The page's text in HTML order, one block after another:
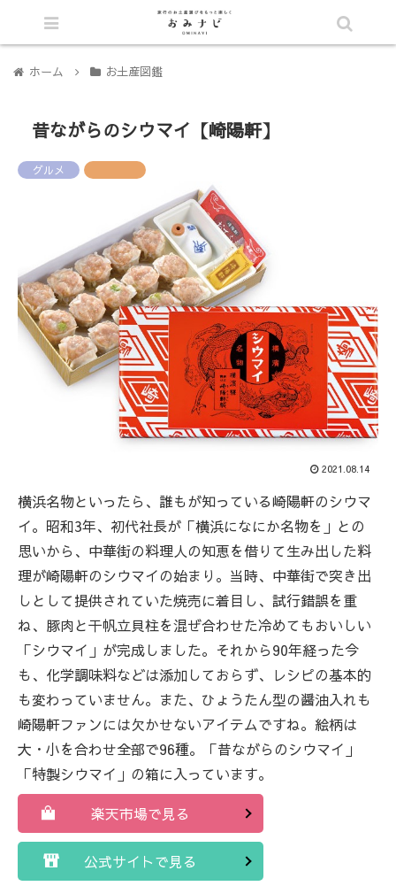
ホーム お土産図鑑
昔ながらのシウマイ【崎陽軒】
グルメ
2021.08.14
横浜名物といったら、誰もが知っている崎陽軒のシウマ
イ。昭和3年、初代社長が「横浜になにか名物を」との
思いから、中華街の料理人の知恵を借りて生み出した料
理が崎陽軒のシウマイの始まり。当時、中華街で突き出
しとして提供されていた焼売に着目し、試行錯誤を重
ね、豚肉と干帆立貝柱を混ぜ合わせた冷めてもおいしい
「シウマイ」が完成しました。それから90年経った今
も、化学調味料などは添加しておらず、レシピの基本的
も変わっていません。また、ひょうたん型の醤油入れも
崎陽軒ファンには欠かせないアイテムですね。絵柄は
大・小を合わせ全部で96種。「昔ながらのシウマイ」
「特製シウマイ」の箱に入っています。
楽天市場で見る
公式サイトで見る
シェア